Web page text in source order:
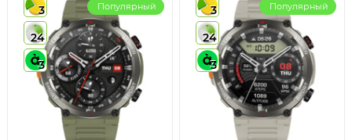
3
24
3
Популярный
3
24
3
Популярный